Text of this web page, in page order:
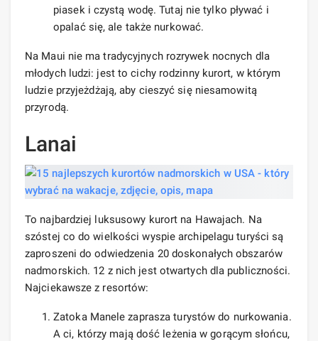
piasek i czystą wodę. Tutaj nie tylko pływać i
opalać się, ale także nurkować.
Na Maui nie ma tradycyjnych rozrywek nocnych dla
młodych ludzi: jest to cichy rodzinny kurort, w którym
ludzie przyjeżdżają, aby cieszyć się niesamowitą
przyrodą.
Lanai
To najbardziej luksusowy kurort na Hawajach. Na
szóstej co do wielkości wyspie archipelagu turyści są
zaproszeni do odwiedzenia 20 doskonałych obszarów
nadmorskich. 12 z nich jest otwartych dla publiczności.
Najciekawsze z resortów:
Zatoka Manele zaprasza turystów do nurkowania.
A ci, którzy mają dość leżenia w gorącym słońcu,